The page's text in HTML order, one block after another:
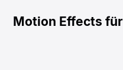
Motion Effects